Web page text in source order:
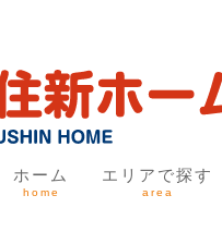
ホーム
home
エリアで探す
area